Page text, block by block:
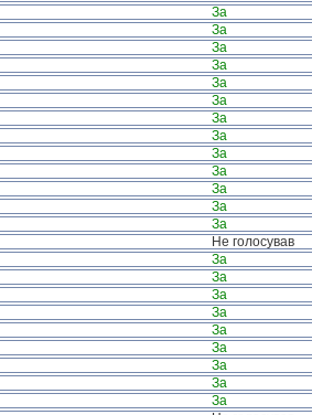
За
За
За
За
За
За
За
За
За
За
За
За
За
Не голосував
За
За
За
За
За
За
За
За
За